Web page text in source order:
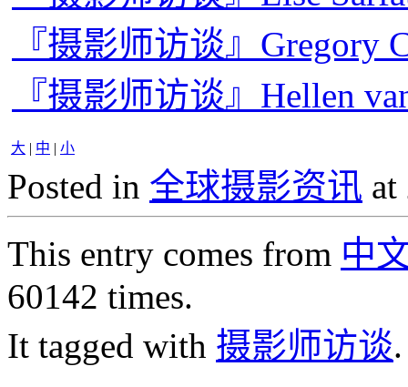
『摄影师访谈』Gregory
『摄影师访谈』Hellen
大 | 中 | 小
Posted in 全球摄影资讯 at
This entry comes from 中
60142 times.
It tagged with 摄影师访谈.